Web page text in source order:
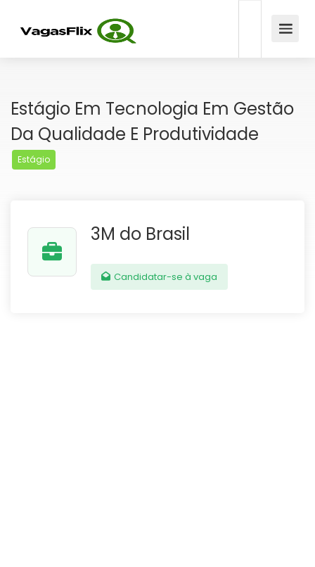
Estágio Em Tecnologia Em Gestão
Da Qualidade E Produtividade
Estágio
3M do Brasil
Candidatar-se à vaga